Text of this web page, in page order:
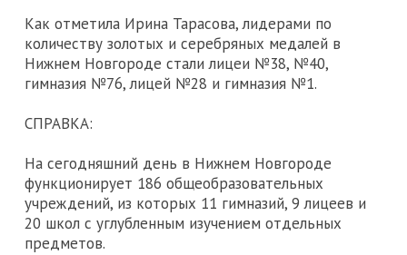
Как отметила Ирина Тарасова, лидерами по
количеству золотых и серебряных медалей в
Нижнем Новгороде стали лицеи №38, №40,
гимназия №76, лицей №28 и гимназия №1.
СПРАВКА:
На сегодняшний день в Нижнем Новгороде
функционирует 186 общеобразовательных
учреждений, из которых 11 гимназий, 9 лицеев и
20 школ с углубленным изучением отдельных
предметов.